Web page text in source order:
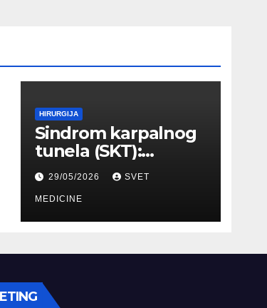
HIRURGIJA
Sindrom karpalnog
tunela (SKT):
Simptomi, EMNG
dijagnostika i
lečenje
29/05/2026 SVET
MEDICINE